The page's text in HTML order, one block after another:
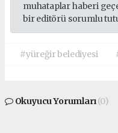
muhataplar haberi
bir editörü sorumlu
#yüreğir belediyesi
Okuyucu Yorumları(0)